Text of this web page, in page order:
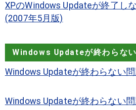
XPのWindows Updateが終了し
(2007年5月版)
Windows Updateが終わらない
Windows Updateが終わらない
Windows Updateが終わらない